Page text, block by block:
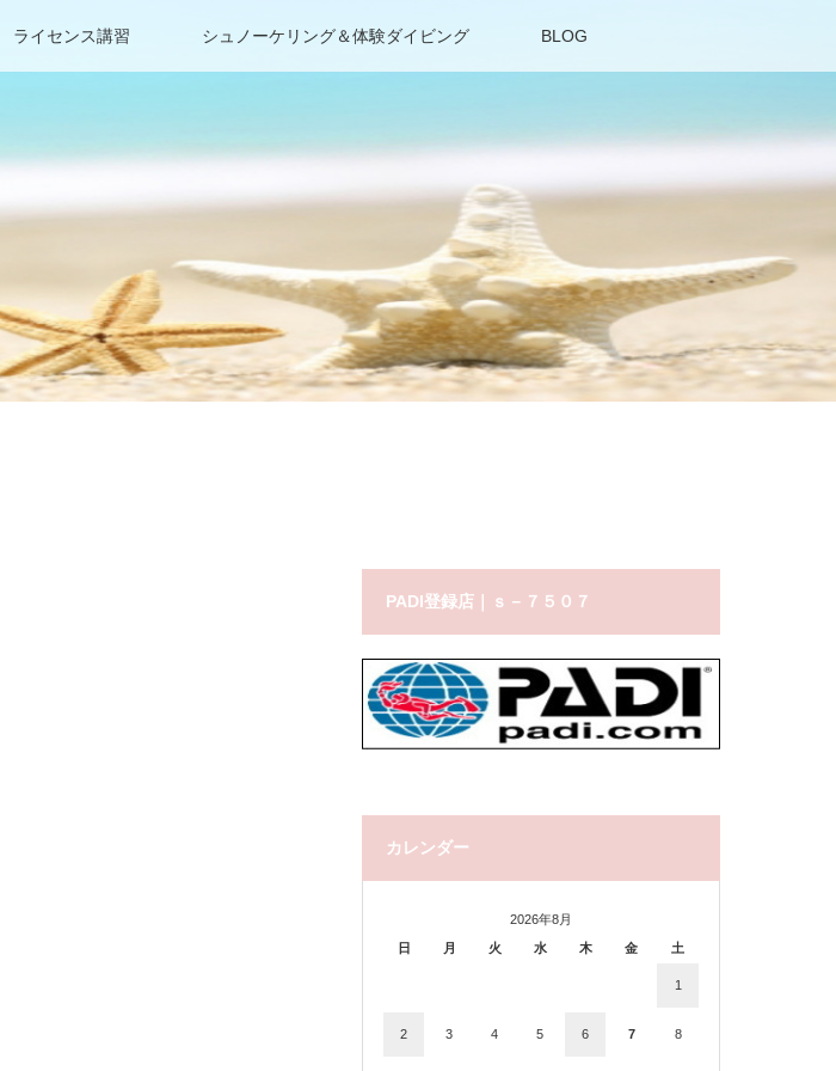
ライセンス講習 シュノーケリング＆体験ダイビング BLOG
PADI登録店｜ｓ－７５０７
カレンダー
2026年8月
日
月 火 水 木 金 土
1
2 3 4 5 6 7 8